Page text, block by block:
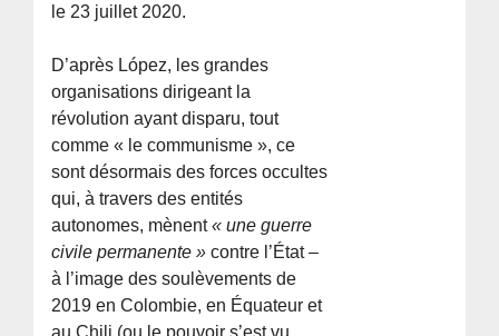
le 23 juillet 2020.
D’après López, les grandes
organisations dirigeant la
révolution ayant disparu, tout
comme « le communisme », ce
sont désormais des forces occultes
qui, à travers des entités
autonomes, mènent« une guerre
civile permanente » contre l’État –
à l’image des soulèvements de
2019 en Colombie, en Équateur et
au Chili (ou le pouvoir s’est vu